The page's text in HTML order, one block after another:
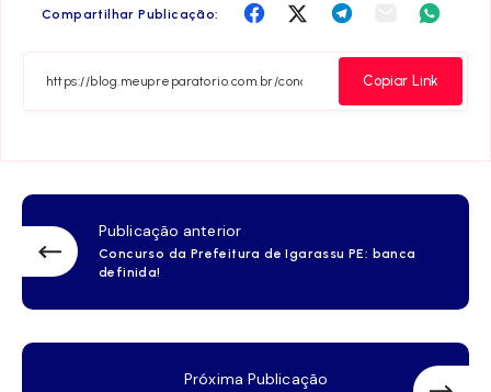
Compartilhar Publicação:
Compartilha
Facebook
CompartilhaCompartilha
Telegram
Compartilha
Email
Copiar Link
Publicação anterior
Concurso da Prefeitura de Igarassu PE: banca
definida!
Próxima Publicação